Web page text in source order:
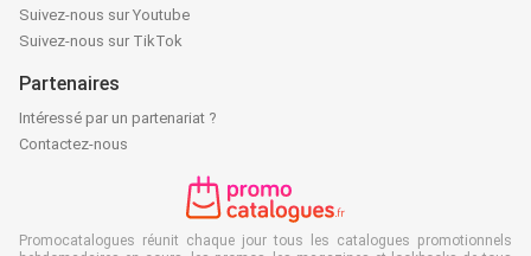
Suivez-nous sur Youtube
Suivez-nous sur TikTok
Partenaires
Intéressé par un partenariat ?
Contactez-nous
Promocatalogues réunit chaque jour tous les catalogues promotionnels